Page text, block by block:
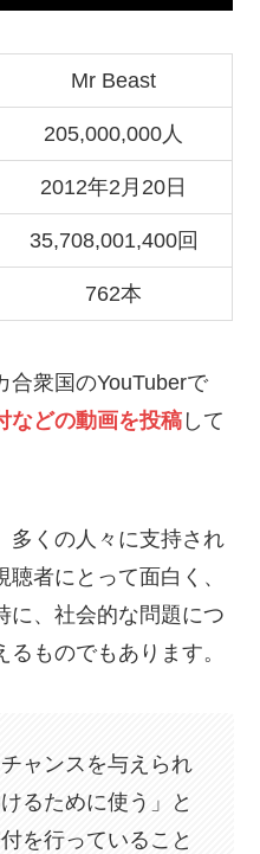
Mr Beast
205,000,000人
2012年2月20日
35,708,001,400回
762本
合衆国のYouTuberで
などの動画を投稿 して
多くの人々に支持され
者にとって面白く、
に、社会的な問題につ
ものでもあります。
ャンスを与えられ
るために使う」と
を行っていること